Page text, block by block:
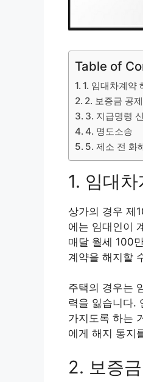
Table of
1. 임대차계약
2. 보증금 공제
3. 지급명령
4. 명도소송
5. 제소 전 화
1. 임대
상가의 경우 제
에는 임대인이
매달 월세 100
계약을 해지할
주택의 경우는
력을 잃습니다.
가지도록 하는
에게 해지 통지
2. 보증